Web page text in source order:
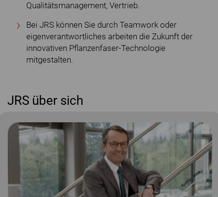
Qualitätsmanagement, Vertrieb.
Bei JRS können Sie durch Teamwork oder
eigenverantwortliches arbeiten die Zukunft der
innovativen Pflanzenfaser-Technologie
mitgestalten.
JRS über sich